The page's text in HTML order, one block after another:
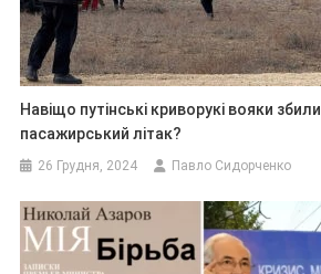
Навіщо путінські криворукі вояки
пасажирський літак?
26 Грудня, 2024 Павло Сидорченко